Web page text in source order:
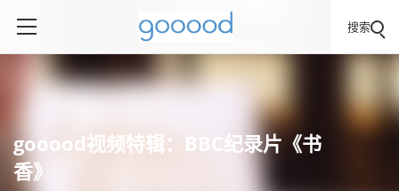
搜索
gooood视频特辑：BBC纪录片《书
香》